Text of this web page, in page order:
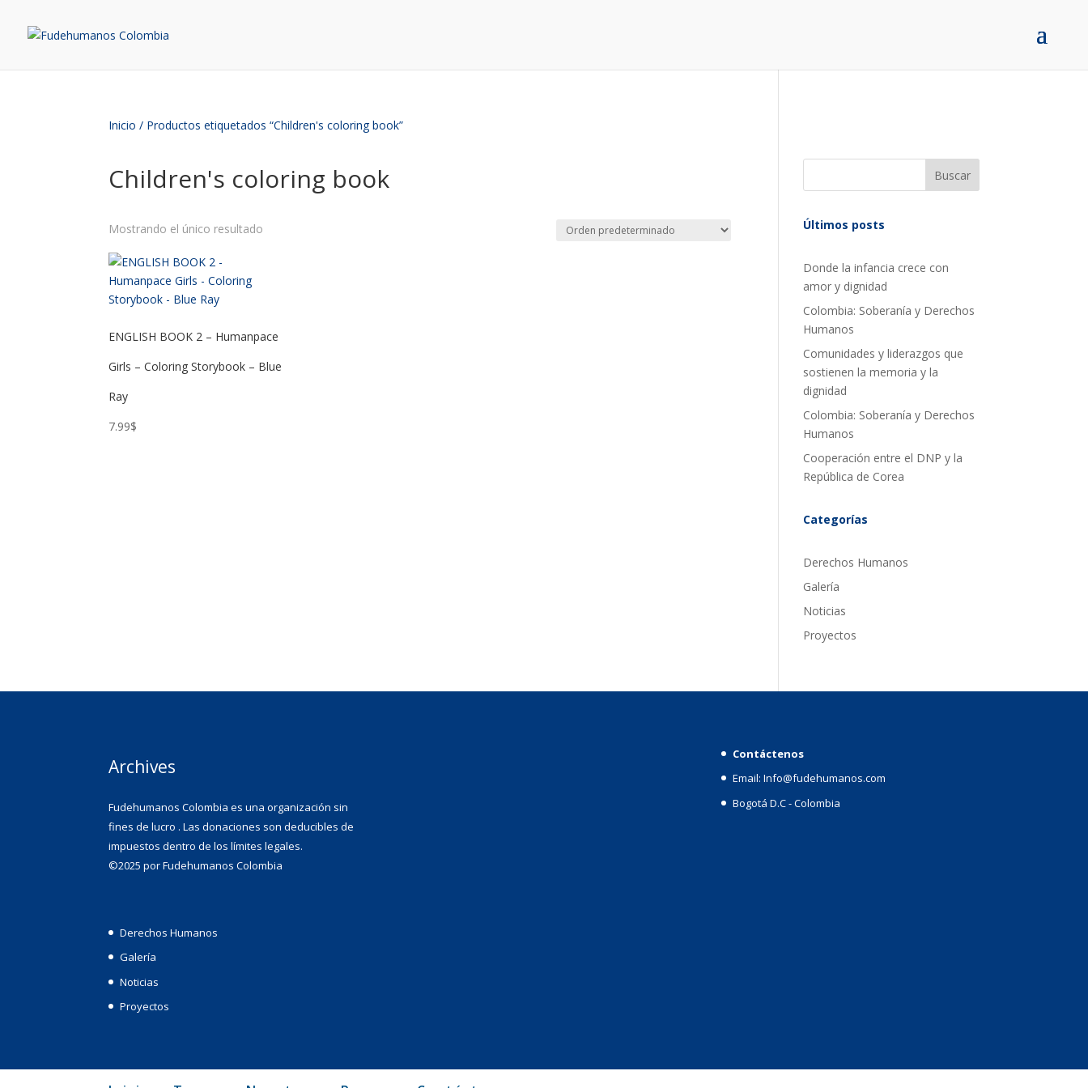
Inicio / Productos etiquetados “Children's coloring book”
Children's coloring book
Mostrando el único resultado
ENGLISH BOOK 2 – Humanpace
Girls – Coloring Storybook – Blue
Ray
7.99$
Buscar
Últimos posts
Donde la infancia crece con
amor y dignidad
Colombia: Soberanía y Derechos
Humanos
Comunidades y liderazgos que
sostienen la memoria y la
dignidad
Colombia: Soberanía y Derechos
Humanos
Cooperación entre el DNP y la
República de Corea
Categorías
Derechos Humanos
Galería
Noticias
Proyectos
Archives
Fudehumanos Colombia es una organización sin
fines de lucro . Las donaciones son deducibles de
impuestos dentro de los límites legales.
©2025 por Fudehumanos Colombia
Derechos Humanos
Galería
Noticias
Proyectos
Contáctenos
Email: Info@fudehumanos.com
Bogotá D.C - Colombia